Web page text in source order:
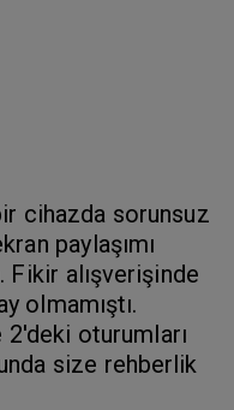
cihazda sorunsuz
paylaşımı
Fikir alışverişinde
olmamıştı.
2'deki oturumları
size rehberlik